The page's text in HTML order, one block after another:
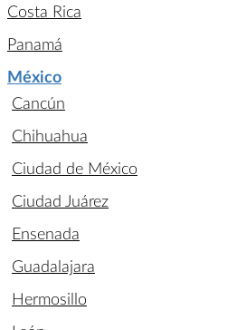
Costa Rica
Panamá
México
Cancún
Chihuahua
Ciudad de México
Ciudad Juárez
Ensenada
Guadalajara
Hermosillo